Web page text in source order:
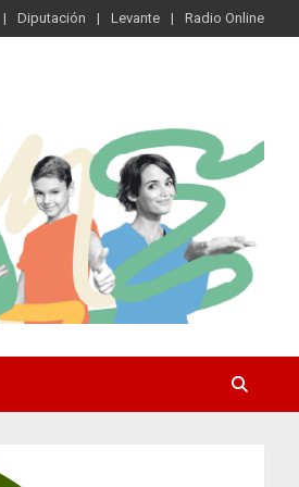
Diputación Levante Radio Online